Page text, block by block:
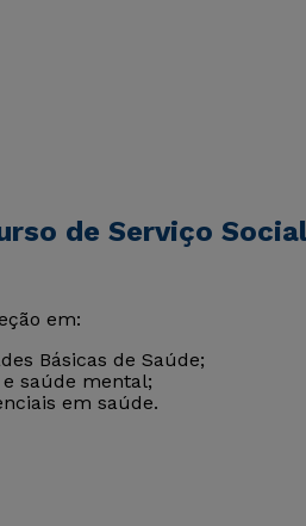
de Serviço
em:
Básicas de Saúde;
e saúde mental;
em saúde.